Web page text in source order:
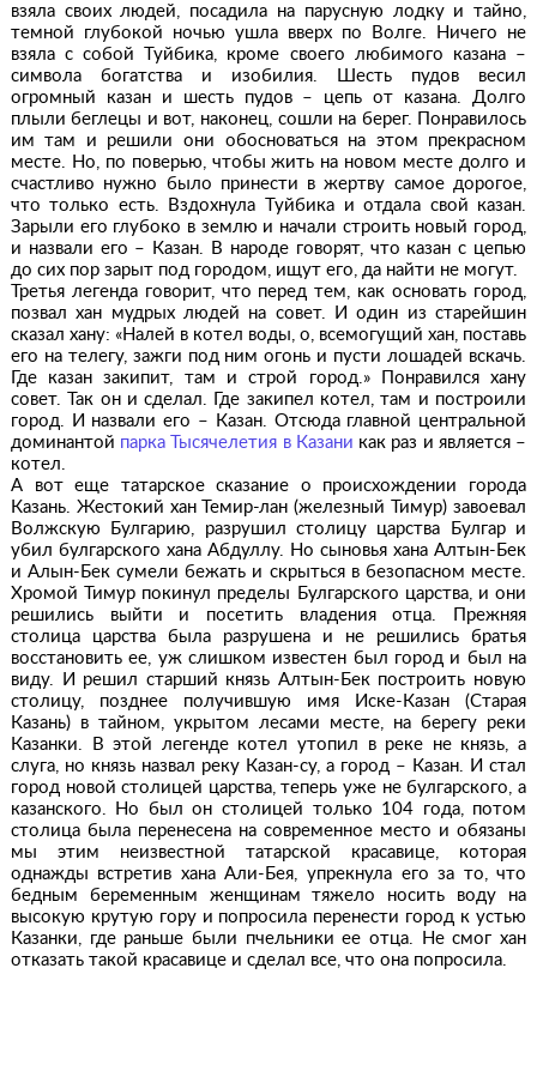
взяла своих людей, посадила на парусную лодку и тайно,
темной глубокой ночью ушла вверх по Волге. Ничего не
взяла с собой Туйбика, кроме своего любимого казана –
символа богатства и изобилия. Шесть пудов весил
огромный казан и шесть пудов – цепь от казана. Долго
плыли беглецы и вот, наконец, сошли на берег. Понравилось
им там и решили они обосноваться на этом прекрасном
месте. Но, по поверью, чтобы жить на новом месте долго и
счастливо нужно было принести в жертву самое дорогое,
что только есть. Вздохнула Туйбика и отдала свой казан.
Зарыли его глубоко в землю и начали строить новый город,
и назвали его – Казан. В народе говорят, что казан с цепью
до сих пор зарыт под городом, ищут его, да найти не могут.
Третья легенда говорит, что перед тем, как основать город,
позвал хан мудрых людей на совет. И один из старейшин
сказал хану: «Налей в котел воды, о, всемогущий хан, поставь
его на телегу, зажги под ним огонь и пусти лошадей вскачь.
Где казан закипит, там и строй город.» Понравился хану
совет. Так он и сделал. Где закипел котел, там и построили
город. И назвали его – Казан. Отсюда главной центральной
доминантой парка Тысячелетия в Казани как раз и является –
котел.
А вот еще татарское сказание о происхождении города
Казань. Жестокий хан Темир-лан (железный Тимур) завоевал
Волжскую Булгарию, разрушил столицу царства Булгар и
убил булгарского хана Абдуллу. Но сыновья хана Алтын-Бек
и Алын-Бек сумели бежать и скрыться в безопасном месте.
Хромой Тимур покинул пределы Булгарского царства, и они
решились выйти и посетить владения отца. Прежняя
столица царства была разрушена и не решились братья
восстановить ее, уж слишком известен был город и был на
виду. И решил старший князь Алтын-Бек построить новую
столицу, позднее получившую имя Иске-Казан (Старая
Казань) в тайном, укрытом лесами месте, на берегу реки
Казанки. В этой легенде котел утопил в реке не князь, а
слуга, но князь назвал реку Казан-су, а город – Казан. И стал
город новой столицей царства, теперь уже не булгарского, а
казанского. Но был он столицей только 104 года, потом
столица была перенесена на современное место и обязаны
мы этим неизвестной татарской красавице, которая
однажды встретив хана Али-Бея, упрекнула его за то, что
бедным беременным женщинам тяжело носить воду на
высокую крутую гору и попросила перенести город к устью
Казанки, где раньше были пчельники ее отца. Не смог хан
отказать такой красавице и сделал все, что она попросила.